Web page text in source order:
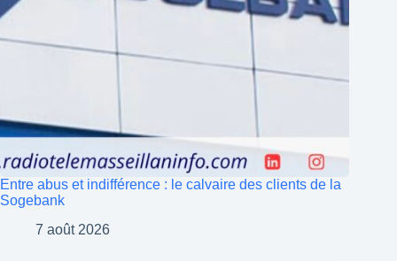
Entre abus et indifférence : le calvaire des clients de la
Sogebank
7 août 2026